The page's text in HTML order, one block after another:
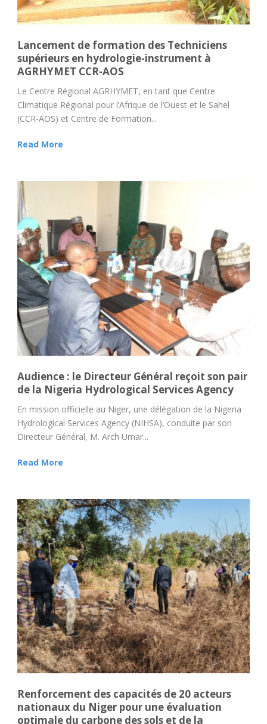
Lancement de formation des Techniciens
supérieurs en hydrologie-instrument à
AGRHYMET CCR-AOS
Le Centre Régional AGRHYMET, en tant que Centre
Climatique Régional pour l’Afrique de l’Ouest et le Sahel
(CCR-AOS) et Centre de Formation...
Read More
Audience : le Directeur Général reçoit son pair
de la Nigeria Hydrological Services Agency
En mission officielle au Niger, une délégation de la Nigeria
Hydrological Services Agency (NIHSA), conduite par son
Directeur Général, M. Arch Umar...
Read More
Renforcement des capacités de 20 acteurs
nationaux du Niger pour une évaluation
optimale du carbone des sols et de la